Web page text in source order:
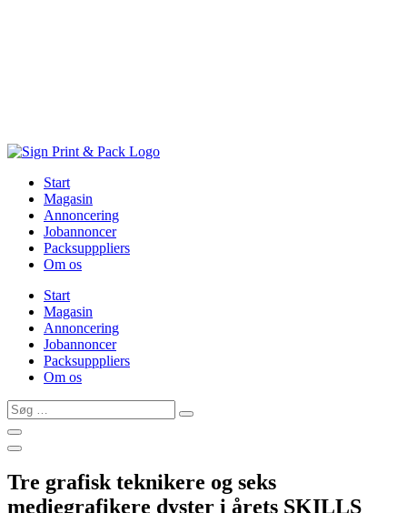
Start
Magasin
Annoncering
Jobannoncer
Packsupppliers
Om os
Start
Magasin
Annoncering
Jobannoncer
Packsupppliers
Om os
Søg
…
Tre grafisk teknikere og seks
mediegrafikere dyster i årets SKILLS